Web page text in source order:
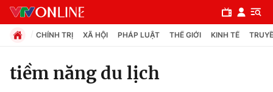
CHÍNH TRỊ XÃ HỘI PHÁP LUẬT THẾ GIỚI KINH TẾ
tiềm năng du lịch